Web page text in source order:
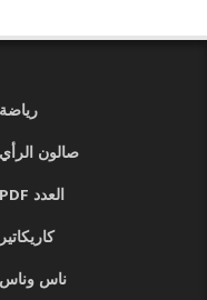
رياضة
صالون الرأي
العدد PDF
كاريكاتير
ناس وناس